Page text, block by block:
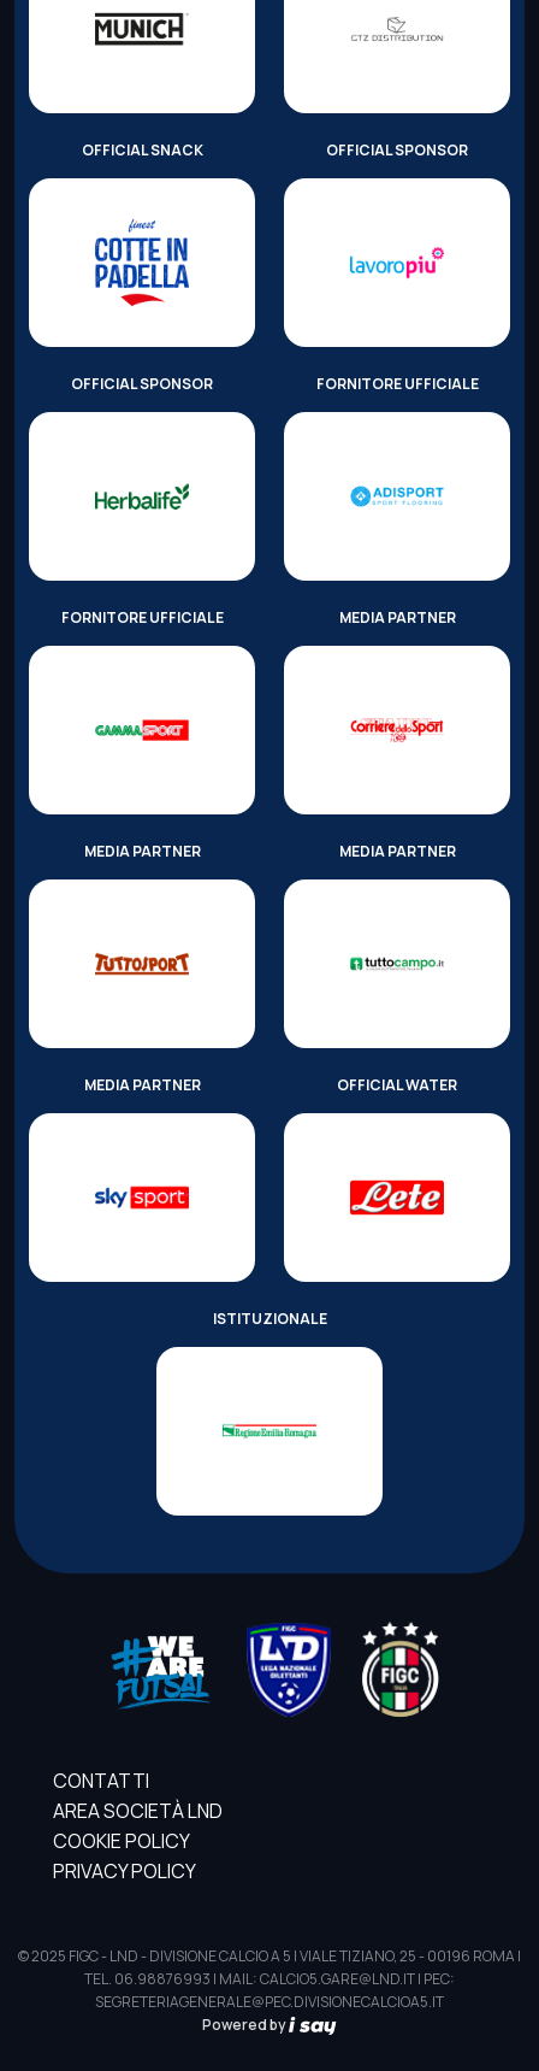
OFFICIAL SNACK OFFICIAL SPONSOR
OFFICIAL SPONSOR FORNITORE UFFICIALE
FORNITORE UFFICIALE MEDIA PARTNER
MEDIA PARTNER MEDIA PARTNER
MEDIA PARTNER OFFICIAL WATER
ISTITUZIONALE
CONTATTI
AREA SOCIETÀ LND
COOKIE POLICY
PRIVACY POLICY
© 2025 FIGC - LND - DIVISIONE CALCIO A 5 | VIALE TIZIANO, 25 - 00196 ROMA |
TEL. 06.98876993 | MAIL: CALCIO5.GARE@LND.IT | PEC:
SEGRETERIAGENERALE@PEC.DIVISIONECALCIOA5.IT
Powered by